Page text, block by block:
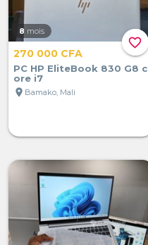
favorite_border
8 mois
270 000 CFA
PC HP EliteBook 830 G8 c
ore i7
location_on Bamako, Mali